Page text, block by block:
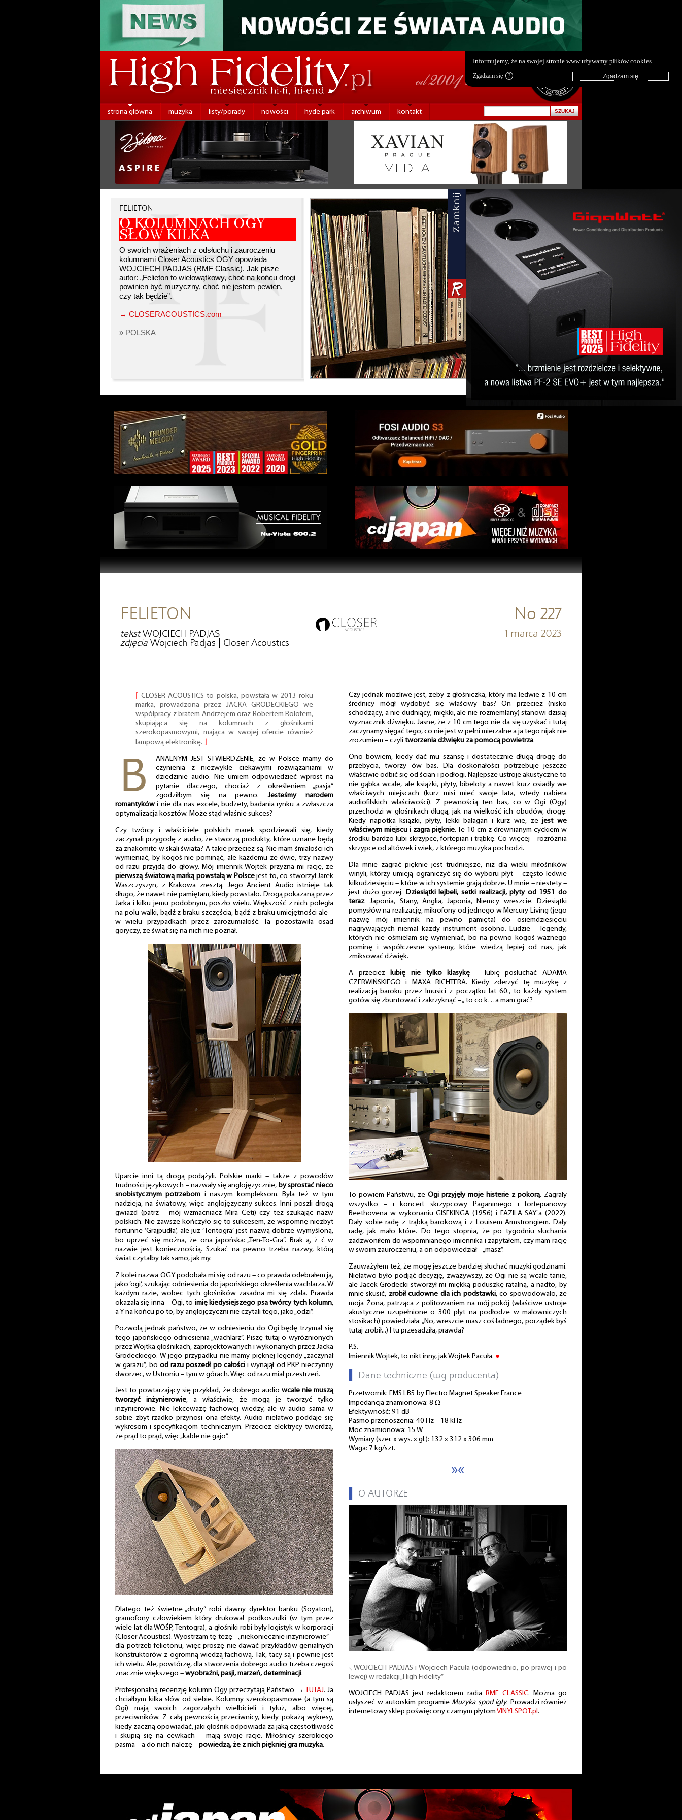
strona główna muzyka listy/porady nowości hyde park archiwum kontakt
FELIETON
O KOLUMNACH OGY
SŁÓW KILKA
O swoich wrażeniach z odsłuchu i zauroczeniu
kolumnami Closer Acoustics OGY opowiada
WOJCIECH PADJAS (RMF Classic). Jak pisze
autor: „Felieton to wielowątkowy, choć na końcu drogi
powinien być muzyczny, choć nie jestem pewien,
czy tak będzie”.
→ CLOSERACOUSTICS.com
» POLSKA
FELIETON
tekstWOJCIECH PADJAS
zdjęcia Wojciech Padjas | Closer Acoustics
No 227
1 marca 2023
⌈CLOSER ACOUSTICS to polska, powstała w 2013 roku
marka, prowadzona przez JACKA GRODECKIEGO we
współpracy z bratem Andrzejem oraz Robertem Rolofem,
skupiająca się na kolumnach z głośnikami
szerokopasmowymi, mająca w swojej ofercie również
lampową elektronikę.
ANALNYM JEST STWIERDZENIE, że w Polsce mamy do
czynienia z niezwykle ciekawymi rozwiązaniami w
dziedzinie audio. Nie umiem odpowiedzieć wprost na
pytanie dlaczego, chociaż z określeniem „pasja”
zgodziłbym się na pewno.Jesteśmy narodem
romantykówi nie dla nas excele, budżety, badania rynku a zwłaszcza
optymalizacja kosztów. Może stąd właśnie sukces?
Czy twórcy i właściciele polskich marek spodziewali się, kiedy
zaczynali przygodę z audio, że stworzą produkty, które uznane będą
za znakomite w skali świata? A takie przecież są. Nie mam śmiałości ich
wymieniać, by kogoś nie pominąć, ale każdemu ze dwie, trzy nazwy
od razu przyjdą do głowy. Mój imiennik Wojtek przyzna mi rację, że
pierwszą światową marką powstałą w Polscejest to, co stworzył Jarek
Waszczyszyn, z Krakowa zresztą. Jego Ancient Audio istnieje tak
długo, że nawet nie pamiętam, kiedy powstało. Drogą pokazaną przez
Jarka i kilku jemu podobnym, poszło wielu. Większość z nich poległa
na polu walki, bądź z braku szczęścia, bądź z braku umiejętności ale –
w wielu przypadkach przez zarozumiałość. Ta pozostawiła osad
goryczy, że świat się na nich nie poznał.
Uparcie inni tą drogą podążyli. Polskie marki – także z powodów
trudności językowych – nazwały się anglojęzycznie, by sprostać nieco
snobistycznym potrzebom i naszym kompleksom. Była też w tym
nadzieja, na światowy, więc anglojęzyczny sukces. Inni poszli drogą
gwiazd (patrz – mój wzmacniacz Mira Ceti) czy też szukając nazw
polskich. Nie zawsze kończyło się to sukcesem, że wspomnę niezbyt
fortunne ‘Grajpudła’, ale już ‘Tentogra’ jest nazwą dobrze wymyśloną,
bo uprzeć się można, że ona japońska: „Ten-To-Gra”. Brak ą, ż ć w
nazwie jest koniecznością. Szukać na pewno trzeba nazwy, którą
świat czytałby tak samo, jak my.
Z kolei nazwa OGY podobała mi się od razu – co prawda odebrałem ją,
jako ‘ogi’, szukając odniesienia do japońskiego określenia wachlarza. W
każdym razie, wobec tych głośników zasadna mi się zdała. Prawda
okazała się inna – Ogi, to imię kiedysiejszego psa twórcy tych kolumn,
a Y na końcu po to, by anglojęzyczni nie czytali tego, jako „odżi”.
Pozwolą jednak państwo, że w odniesieniu do Ogi będę trzymał się
tego japońskiego odniesienia „wachlarz”. Piszę tutaj o wyróżnionych
przez Wojtka głośnikach, zaprojektowanych i wykonanych przez Jacka
Grodeckiego. W jego przypadku nie mamy pięknej legendy „zaczynał
w garażu”, bo od razu poszedł po całościi wynajął od PKP nieczynny
dworzec, w Ustroniu – tym w górach. Więc od razu miał przestrzeń.
Jest to powtarzający się przykład, że dobrego audio wcale nie muszą
tworzyć inżynierowie, a właściwie, że mogą je tworzyć tylko
inżynierowie. Nie lekceważę fachowej wiedzy, ale w audio sama w
sobie zbyt rzadko przynosi ona efekty. Audio niełatwo poddaje się
wykresom i specyfikacjom technicznym. Przecież elektrycy twierdzą,
że prąd to prąd, więc „kable nie gajo”.
Dlatego też świetne „druty” robi dawny dyrektor banku (Soyaton),
gramofony człowiekiem który drukował podkoszulki (w tym przez
wiele lat dla WOŚP, Tentogra), a głośniki robi były logistyk w korporacji
(Closer Acoustics). Wyostrzam tę tezę – „niekoniecznie inżynierowie” –
dla potrzeb felietonu, więc proszę nie dawać przykładów genialnych
konstruktorów z ogromną wiedzą fachową. Tak, tacy są i pewnie jest
ich wielu. Ale, powtórzę, dla stworzenia dobrego audio trzeba czegoś
znacznie większego – wyobraźni, pasji, marzeń, determinacji.
Profesjonalną recenzję kolumn Ogy przeczytają Państwo → TUTAJ. Ja
chciałbym kilka słów od siebie. Kolumny szerokopasmowe (a tym są
Ogi) mają swoich zagorzałych wielbicieli i tyluż, albo więcej,
przeciwników. Z całą pewnością przeciwnicy, kiedy pokażą wykresy,
kiedy zaczną opowiadać, jaki głośnik odpowiada za jaką częstotliwość
i skupią się na cewkach – mają swoje racje. Miłośnicy szerokiego
pasma – a do nich należę – powiedzą, że z nich piękniej gra muzyka.
Czy jednak możliwe jest, żeby z głośniczka, który ma ledwie z 10 cm
średnicy mógł wydobyć się właściwy bas? On przecież (nisko
schodzący, a nie dudniący; miękki, ale nie rozmemłany) stanowi dzisiaj
wyznacznik dźwięku. Jasne, że z 10 cm tego nie da się uzyskać i tutaj
zaczynamy sięgać tego, co nie jest w pełni mierzalne a ja tego nijak nie
zrozumiem – czyli tworzenia dźwięku za pomocą powietrza.
Ono bowiem, kiedy dać mu szansę i dostatecznie długą drogę do
przebycia, tworzy ów bas. Dla doskonałości potrzebuje jeszcze
właściwie odbić się od ścian i podłogi. Najlepsze ustroje akustyczne to
nie gąbka wcale, ale książki, płyty, bibeloty a nawet kurz osiadły we
właściwych miejscach (kurz misi mieć swoje lata, wtedy nabiera
audiofilskich właściwości). Z pewnością ten bas, co w Ogi (Ogy)
przechodzi w głośnikach długą, jak na wielkość ich obudów, drogę.
Kiedy napotka książki, płyty, lekki bałagan i kurz wie, żejest we
właściwym miejscu i zagra pięknie. Te 10 cm z drewnianym cyckiem w
środku bardzo lubi skrzypce, fortepian i trąbkę. Co więcej – rozróżnia
skrzypce od altówek i wiek, z którego muzyka pochodzi.
Dla mnie zagrać pięknie jest trudniejsze, niż dla wielu miłośników
winyli, którzy umieją ograniczyć się do wyboru płyt – często ledwie
kilkudziesięciu – które w ich systemie grają dobrze. U mnie – niestety –
jest dużo gorzej. Dziesiątki lejbeli, setki realizacji, płyty od 1951 do
teraz. Japonia, Stany, Anglia, Japonia, Niemcy wreszcie. Dziesiątki
pomysłów na realizację, mikrofony od jednego w Mercury Living (jego
nazwę mój imiennik na pewno pamięta) do osiemdziesięciu
nagrywających niemal każdy instrument osobno. Ludzie – legendy,
których nie ośmielam się wymieniać, bo na pewno kogoś ważnego
pominę i współczesne systemy, które wiedzą lepiej od nas, jak
zmiksować dźwięk.
A przecież lubię nie tylko klasykę – lubię posłuchać ADAMA
CZERWIŃSKIEGO i MAXA RICHTERA. Kiedy zderzyć tę muzykę z
realizacją baroku przez Imusici z początku lat 60., to każdy system
gotów się zbuntować i zakrzyknąć – „ to co k…a mam grać?
To powiem Państwu, że Ogi przyjęły moje histerie z pokorą. Zagrały
wszystko – i koncert skrzypcowy Paganiniego i fortepianowy
Beethovena w wykonaniu GISEKINGA (1956) i FAZILA SAY`a (2022).
Dały sobie radę z trąbką barokową i z Louisem Armstrongiem. Dały
radę, jak mało które. Do tego stopnia, że po tygodniu słuchania
zadzwoniłem do wspomnianego imiennika i zapytałem, czy mam rację
w swoim zauroczeniu, a on odpowiedział – „masz”.
Zauważyłem też, że mogę jeszcze bardziej słuchać muzyki godzinami.
Niełatwo było podjąć decyzję, zważywszy, że Ogi nie są wcale tanie,
ale Jacek Grodecki stworzył mi miękką poduszkę ratalną, a nadto, by
mnie skusić, zrobił cudowne dla ich podstawki, co spowodowało, że
moja Żona, patrząca z politowaniem na mój pokój (właściwe ustroje
akustyczne uzupełnione o 300 płyt na podłodze w malowniczych
stosikach) powiedziała: „No, wreszcie masz coś ładnego, porządek byś
tutaj zrobił...) I tu przesadziła, prawda?
P.S.
Imiennik Wojtek, to nikt inny, jak Wojtek Pacuła. ●
Dane techniczne (wg producenta)
Przetwornik: EMS LB5 by Electro Magnet Speaker France
Impedancja znamionowa: 8 Ω
Efektywność: 91 dB
Pasmo przenoszenia: 40 Hz – 18 kHz
Moc znamionowa: 15 W
Wymiary (szer. x wys. x gł.): 132 x 312 x 306 mm
Waga: 7 kg/szt.
»«
O AUTORZE
⸜ WOJCIECH PADJAS i Wojciech Pacuła (odpowiednio, po prawej i po
lewej) w redakcji „High Fidelity”
WOJCIECH PADJAS jest redaktorem radia RMF CLASSIC. Można go
usłyszeć w autorskim programie Muzyka spod igły. Prowadzi również
internetowy sklep poświęcony czarnym płytom VINYLSPOT.pl.
Informujemy, że na swojej stronie www używamy plików cookies.
Zgadzam się ?